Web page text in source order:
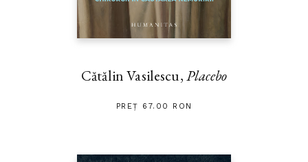
Cătălin Vasilescu,Placebo
PREȚ 67.00 RON